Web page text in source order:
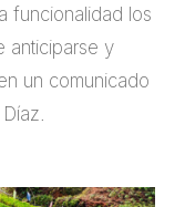
funcionalidad los
anticiparse y
un comunicado